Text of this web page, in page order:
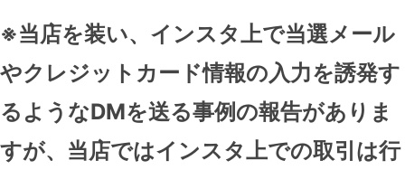
※当店を装い、インスタ上で当選メール
やクレジットカード情報の入力を誘発す
るようなDMを送る事例の報告がありま
すが、当店ではインスタ上での取引は行